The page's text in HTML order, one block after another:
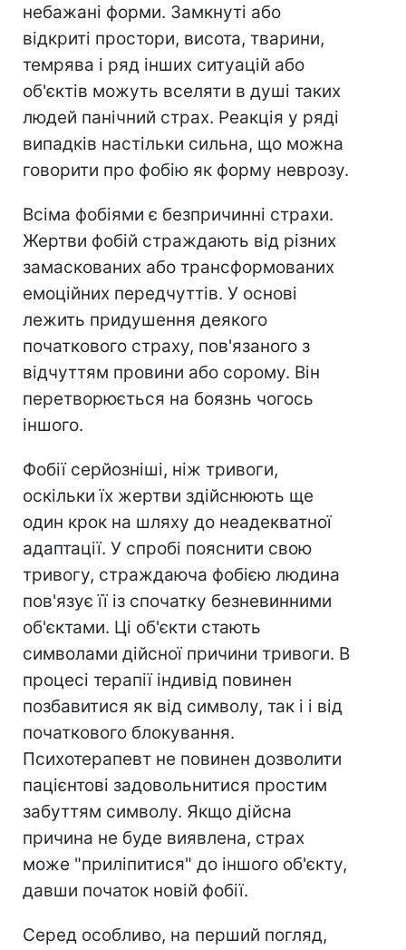
небажані форми. Замкнуті або
відкриті простори, висота, тварини,
темрява і ряд інших ситуацій або
об'єктів можуть вселяти в душі таких
людей панічний страх. Реакція у ряді
випадків настільки сильна, що можна
говорити про фобію як форму неврозу.
Всіма фобіями є безпричинні страхи.
Жертви фобій страждають від різних
замаскованих або трансформованих
емоційних передчуттів. У основі
лежить придушення деякого
початкового страху, пов'язаного з
відчуттям провини або сорому. Він
перетворюється на боязнь чогось
іншого.
Фобії серйозніші, ніж тривоги,
оскільки їх жертви здійснюють ще
один крок на шляху до неадекватної
адаптації. У спробі пояснити свою
тривогу, страждаюча фобією людина
пов'язує її із спочатку безневинними
об'єктами. Ці об'єкти стають
символами дійсної причини тривоги. В
процесі терапії індивід повинен
позбавитися як від символу, так і і від
початкового блокування.
Психотерапевт не повинен дозволити
пацієнтові задовольнитися простим
забуттям символу. Якщо дійсна
причина не буде виявлена, страх
може "приліпитися" до іншого об'єкту,
давши початок новій фобії.
Серед особливо, на перший погляд,